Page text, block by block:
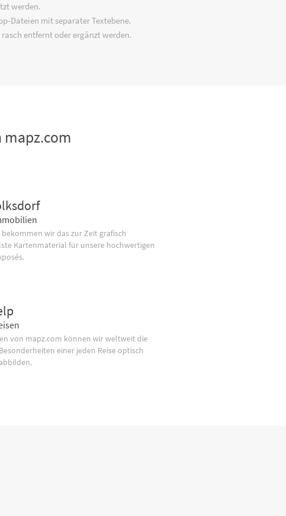
werden.
Dateien mit separater Textebene.
entfernt oder ergänzt werden.
bekommen wir das zur Zeit grafisch
Kartenmaterial für unsere hochwertigen
von mapz.com können wir weltweit die
einer jeden Reise optisch